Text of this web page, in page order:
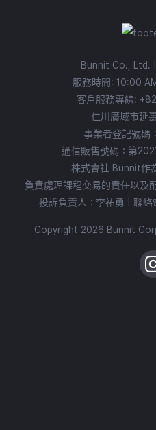
Bunnit Co., Ltd.
服務時間: 10:00
客戶服務專線:
仁川廣域市延
事業者登記號碼
通信販售號碼：第
株式會社 Bunnit作
負責處理課程交易的責任以及
投訴負責人：李祐勇 | 聯絡
Copyright 2026 Bunnit